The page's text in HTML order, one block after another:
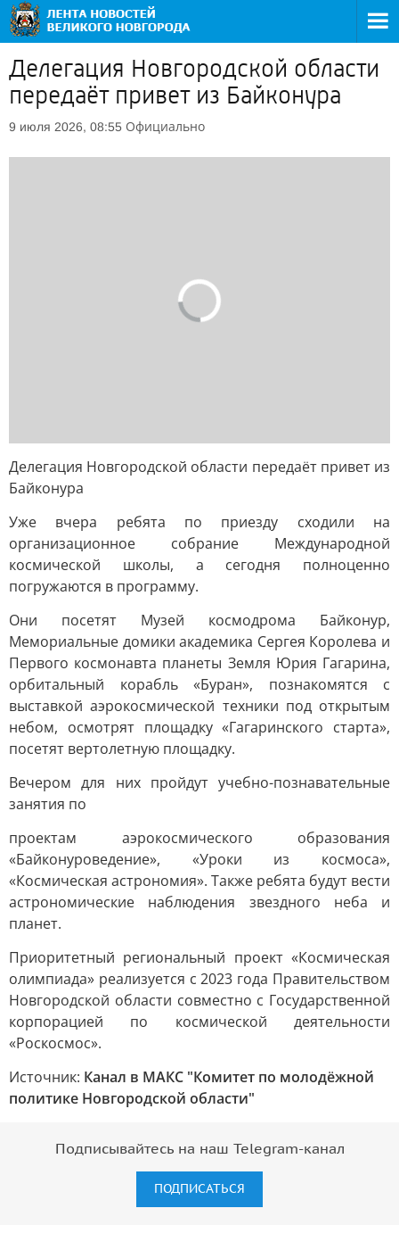
Делегация Новгородской области
передаёт привет из Байконура
9 июля 2026, 08:55 Официально
Делегация Новгородской области передаёт привет из
Байконура
Уже вчера ребята по приезду сходили на
организационное собрание Международной
космической школы, а сегодня полноценно
погружаются в программу.
Они посетят Музей космодрома Байконур,
Мемориальные домики академика Сергея Королева и
Первого космонавта планеты Земля Юрия Гагарина,
орбитальный корабль «Буран», познакомятся с
выставкой аэрокосмической техники под открытым
небом, осмотрят площадку «Гагаринского старта»,
посетят вертолетную площадку.
Вечером для них пройдут учебно-познавательные
занятия по
проектам аэрокосмического образования
«Байконуроведение», «Уроки из космоса»,
«Космическая астрономия». Также ребята будут вести
астрономические наблюдения звездного неба и
планет.
Приоритетный региональный проект «Космическая
олимпиада» реализуется с 2023 года Правительством
Новгородской области совместно с Государственной
корпорацией по космической деятельности
«Роскосмос».
Источник: Канал в МАКС "Комитет по молодёжной
политике Новгородской области"
Подписывайтесь на наш Telegram-канал
ПОДПИСАТЬСЯ